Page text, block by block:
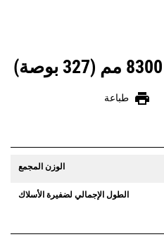
print طباعة
الوزن المجمع
الطول الإجمالي لضفيرة الأسلاك